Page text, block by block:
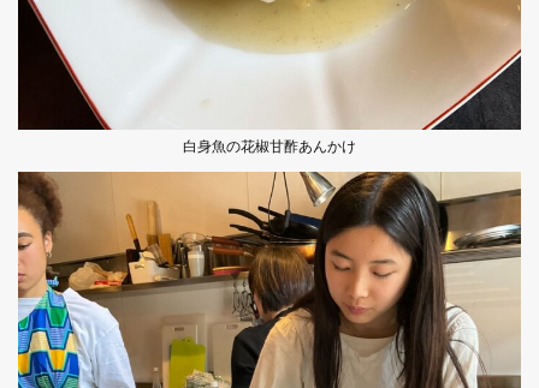
白身魚の花椒甘酢あんかけ